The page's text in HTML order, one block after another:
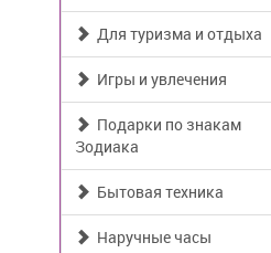
Для туризма и отдыха
Игры и увлечения
Подарки по знакам
Зодиака
Бытовая техника
Наручные часы